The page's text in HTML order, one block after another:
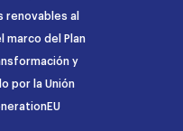
renovables al
marco del Plan
y
por la Unión